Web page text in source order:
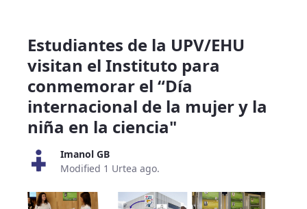
Estudiantes de la UPV/EHU
visitan el Instituto para
conmemorar el “Día
internacional de la mujer y la
niña en la ciencia"
Imanol GB
Modified 1 Urtea ago.